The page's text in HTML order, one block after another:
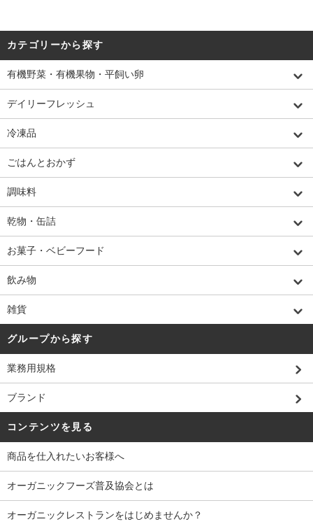
カテゴリーから探す
有機野菜・有機果物・平飼い卵
デイリーフレッシュ
冷凍品
ごはんとおかず
調味料
乾物・缶詰
お菓子・ベビーフード
飲み物
雑貨
グループから探す
業務用規格
ブランド
コンテンツを見る
商品を仕入れたいお客様へ
オーガニックフーズ普及協会とは
オーガニックレストランをはじめませんか？